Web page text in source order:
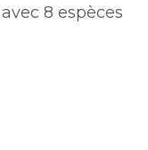
8 espèces